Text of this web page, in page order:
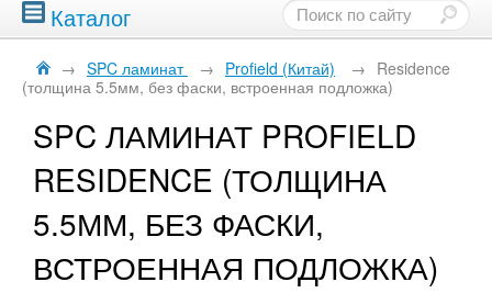
Каталог
→ SPC ламинат → Profield (Китай) → Residence
(толщина 5.5мм, без фаски, встроенная подложка)
SPC ЛАМИНАТ PROFIELD
RESIDENCE (ТОЛЩИНА
5.5ММ, БЕЗ ФАСКИ,
ВСТРОЕННАЯ ПОДЛОЖКА)